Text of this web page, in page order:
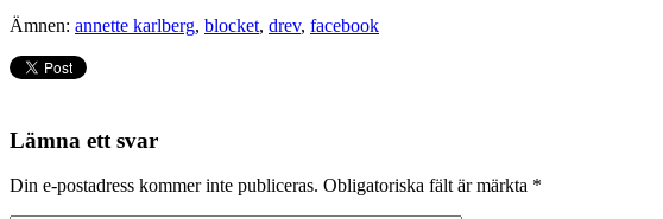
Ämnen: annette karlberg, blocket, drev, facebook
Lämna ett svar
Din e-postadress kommer inte publiceras. Obligatoriska fält är märkta *